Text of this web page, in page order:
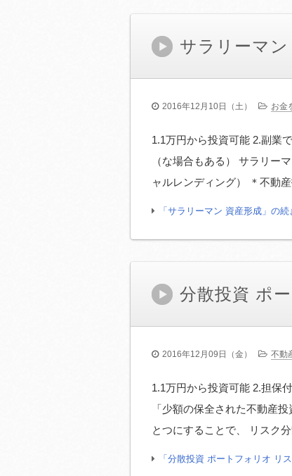
サラリーマン
2016年12月10日（土） お金
1.1万円から投資可能 2.副業
（な場合もある） サラリー
ャルレンディング） ＊不動
「サラリーマン 資産形成」の続
分散投資 ポ
2016年12月09日（金） 不動
1.1万円から投資可能 2.担保
「少額の保全された不動産
とつにすることで、 リスク
「分散投資 ポートフォリオ リ